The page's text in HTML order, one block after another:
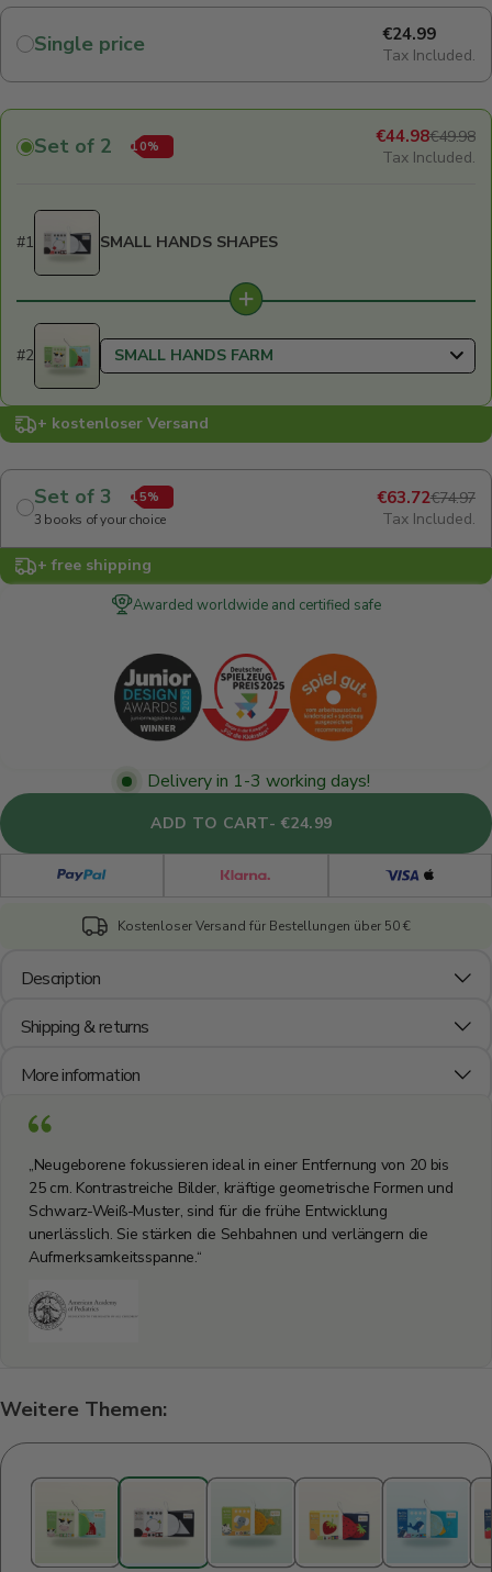
Single price €24.99
Tax Included.
Set of 2 10% €44.98€49.98
Tax Included.
#1 SMALL HANDS SHAPES
#2
+ kostenloser Versand
Set of 3 15%
3 books of your choice
€63.72€74.97
Tax Included.
+ free shipping
Awarded worldwide and certified safe
Delivery in 1-3 working days!
ADD TO CART- €24.99
Kostenloser Versand für Bestellungen über 50 €
Description
Shipping & returns
More information
„Neugeborene fokussieren ideal in einer Entfernung von 20 bis
25 cm. Kontrastreiche Bilder, kräftige geometrische Formen und
Schwarz-Weiß-Muster, sind für die frühe Entwicklung
unerlässlich. Sie stärken die Sehbahnen und verlängern die
Aufmerksamkeitsspanne.“
Weitere Themen: